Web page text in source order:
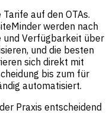
auf den OTAs.
werden nach
und Verfügbarkeit über
und die besten
sich direkt mit
bis zum für
automatisiert.
Praxis entscheidend